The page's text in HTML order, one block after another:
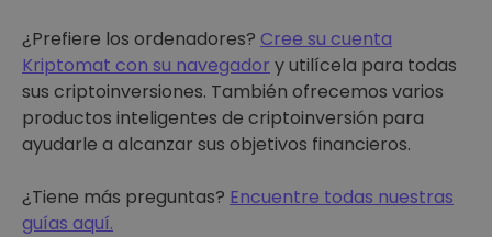
¿Prefiere los ordenadores? Cree su cuenta
Kriptomat con su navegador y utilícela para todas
sus criptoinversiones. También ofrecemos varios
productos inteligentes de criptoinversión para
ayudarle a alcanzar sus objetivos financieros.
¿Tiene más preguntas? Encuentre todas nuestras
guías aquí.